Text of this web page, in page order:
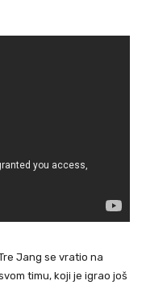
Jang se vratio na
timu, koji je igrao još